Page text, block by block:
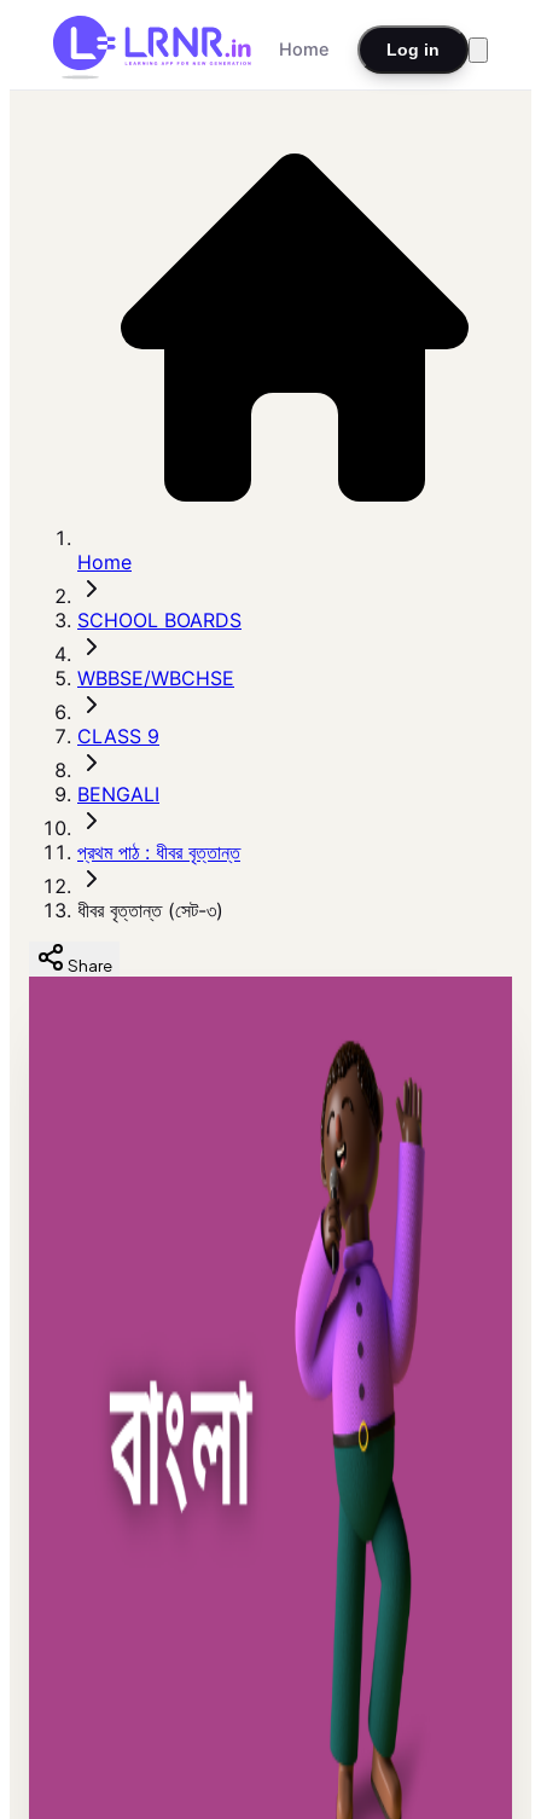
Home Log in
Home
SCHOOL BOARDS
WBBSE/WBCHSE
CLASS 9
BENGALI
প্রথম পাঠ : ধীবর বৃত্তান্ত
ধীবর বৃত্তান্ত (সেট-৩)
Share